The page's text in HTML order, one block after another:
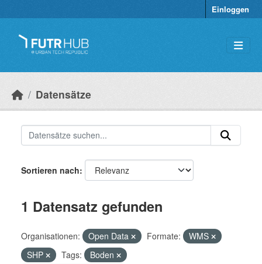
Einloggen
Datensätze
Sortieren nach
1 Datensatz gefunden
Organisationen: Open Data Formate:
WMS
SHP
Tags:
Boden